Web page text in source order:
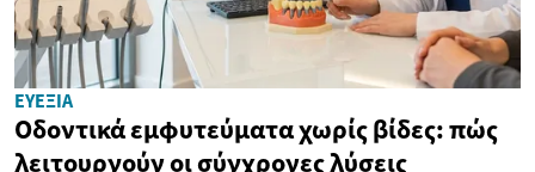
ΕΥΕΞΊΑ
Οδοντικά εμφυτεύματα χωρίς βίδες: πώς
λειτουργούν οι σύγχρονες λύσεις